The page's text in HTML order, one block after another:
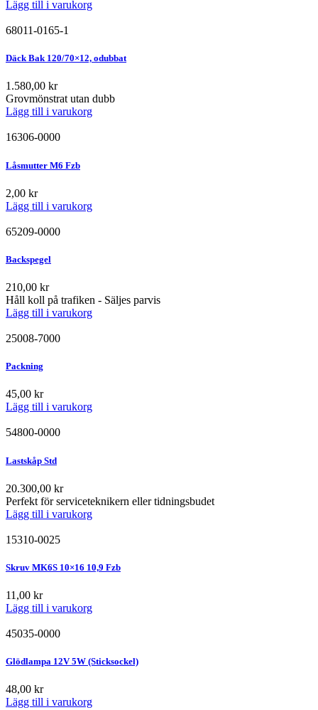
Lägg till i varukorg
68011-0165-1
Däck Bak 120/70×12, odubbat
1.580,00 kr
Grovmönstrat utan dubb
Lägg till i varukorg
16306-0000
Låsmutter M6 Fzb
2,00 kr
Lägg till i varukorg
65209-0000
Backspegel
210,00 kr
Håll koll på trafiken - Säljes parvis
Lägg till i varukorg
25008-7000
Packning
45,00 kr
Lägg till i varukorg
54800-0000
Lastskåp Std
20.300,00 kr
Perfekt för serviceteknikern eller tidningsbudet
Lägg till i varukorg
15310-0025
Skruv MK6S 10×16 10,9 Fzb
11,00 kr
Lägg till i varukorg
45035-0000
Glödlampa 12V 5W (Sticksockel)
48,00 kr
Lägg till i varukorg